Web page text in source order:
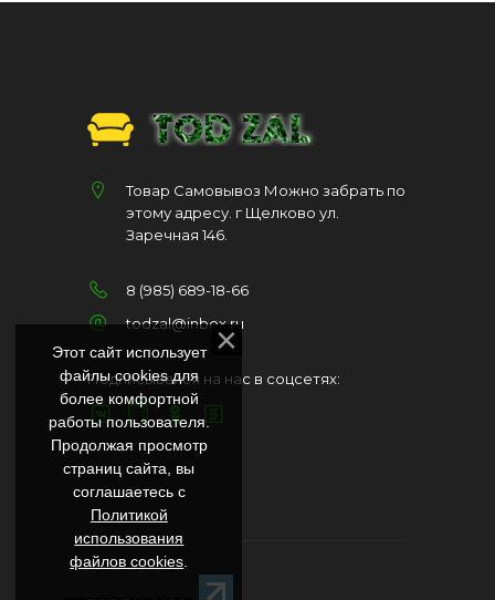
Товар Самовывоз Можно забрать по
этому адресу. г Щелково ул.
Заречная 146.
8 (985) 689-18-66
todzal@inbox.ru
Подписывайся на нас в соцсетях:
Этот сайт использует
файлы cookies для
более комфортной
работы пользователя.
Продолжая просмотр
страниц сайта, вы
соглашаетесь с
Политикой
использования
файлов cookies